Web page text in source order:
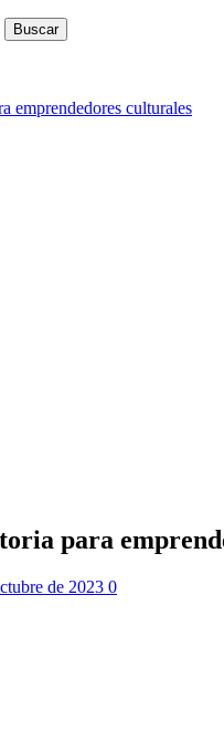
emprendedores culturales
para
de 2023 0